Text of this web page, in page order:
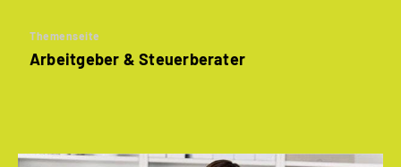
Themenseite
Arbeitgeber & Steuerberater